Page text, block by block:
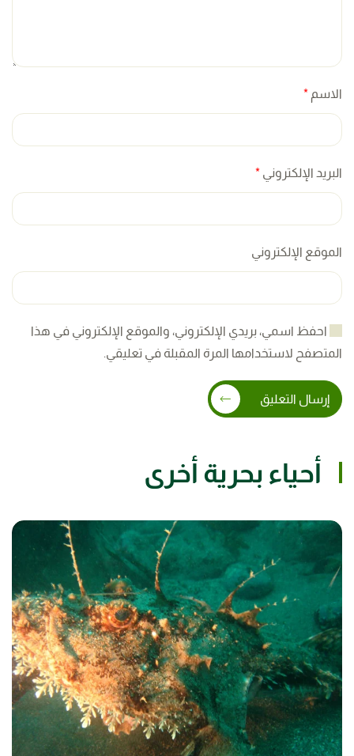
الاسم *
البريد الإلكتروني *
الموقع الإلكتروني
احفظ اسمي، بريدي الإلكتروني، والموقع الإلكتروني في هذا
المتصفح لاستخدامها المرة المقبلة في تعليقي.
إرسال التعليق
أحياء بحرية أخرى